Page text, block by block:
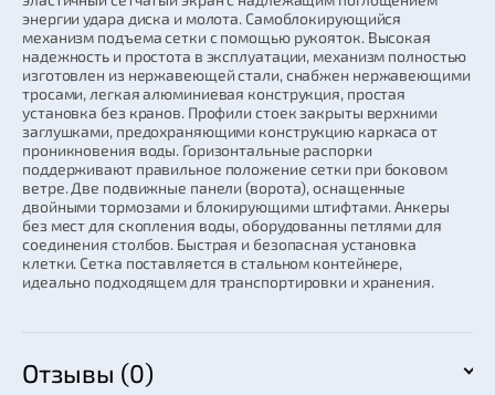
энергии удара диска и молота. Самоблокирующийся
механизм подъема сетки с помощью рукояток. Высокая
надежность и простота в эксплуатации, механизм полностью
изготовлен из нержавеющей стали, снабжен нержавеющими
тросами, легкая алюминиевая конструкция, простая
установка без кранов. Профили стоек закрыты верхними
заглушками, предохраняющими конструкцию каркаса от
проникновения воды. Горизонтальные распорки
поддерживают правильное положение сетки при боковом
ветре. Две подвижные панели (ворота), оснащенные
двойными тормозами и блокирующими штифтами. Анкеры
без мест для скопления воды, оборудованны петлями для
соединения столбов. Быстрая и безопасная установка
клетки. Сетка поставляется в стальном контейнере,
идеально подходящем для транспортировки и хранения.
Отзывы (0)